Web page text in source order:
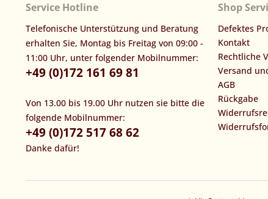
Service Hotline
Telefonische Unterstützung und Beratung
erhalten Sie, Montag bis Freitag von 09:00 -
11:00 Uhr, unter folgender Mobilnummer:
+49 (0)172 161 69 81
Von 13.00 bis 19.00 Uhr nutzen sie bitte die
folgende Mobilnummer:
+49 (0)172 517 68 62
Danke dafür!
Shop
Defektes
Kontakt
Rechtliche
Versand
AGB
Rückgabe